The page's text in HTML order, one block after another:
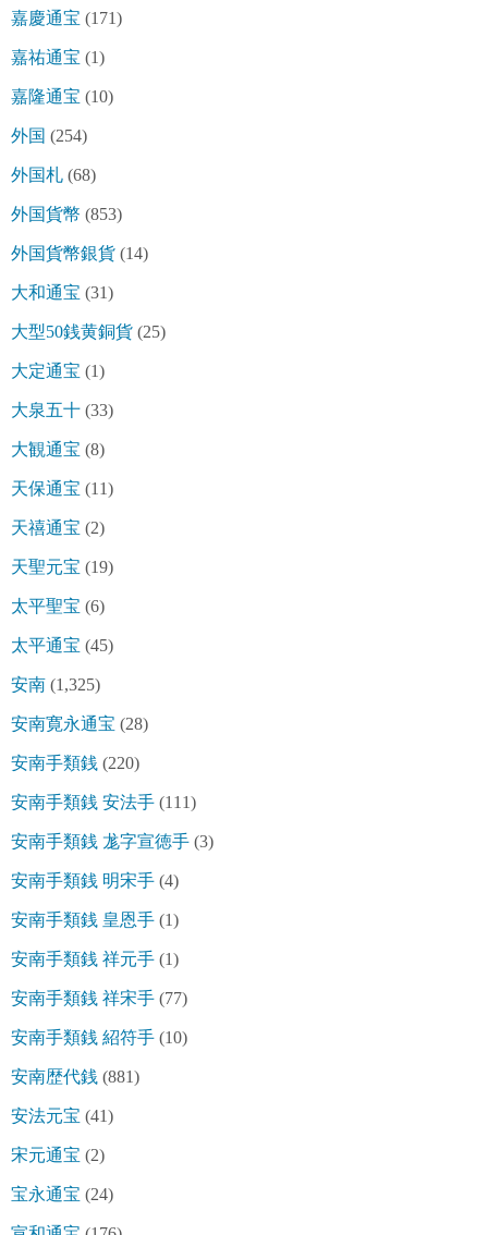
嘉慶通宝 (171)
嘉祐通宝 (1)
嘉隆通宝 (10)
外国 (254)
外国札 (68)
外国貨幣 (853)
外国貨幣銀貨 (14)
大和通宝 (31)
大型50銭黄銅貨 (25)
大定通宝 (1)
大泉五十 (33)
大観通宝 (8)
天保通宝 (11)
天禧通宝 (2)
天聖元宝 (19)
太平聖宝 (6)
太平通宝 (45)
安南 (1,325)
安南寛永通宝 (28)
安南手類銭 (220)
安南手類銭 安法手 (111)
安南手類銭 尨字宣徳手 (3)
安南手類銭 明宋手 (4)
安南手類銭 皇恩手 (1)
安南手類銭 祥元手 (1)
安南手類銭 祥宋手 (77)
安南手類銭 紹符手 (10)
安南歴代銭 (881)
安法元宝 (41)
宋元通宝 (2)
宝永通宝 (24)